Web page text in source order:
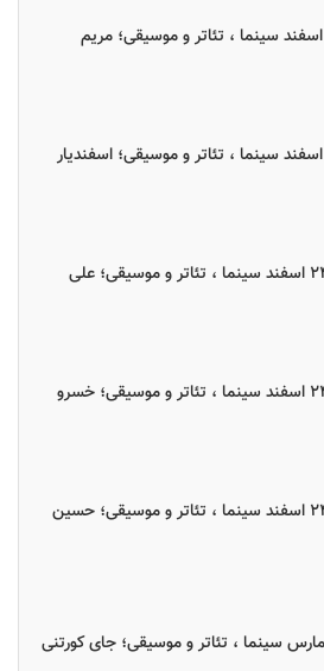
متولدین ۲۴ اسفند سینما ، تئاتر و موسیقی؛ مریم
متولدین ۲۴ اسفند سینما ، تئاتر و موسیقی؛ اسفندیار
درگذشتگان ۲۴ اسفند سینما ، تئاتر و موسیقی؛ علی
درگذشتگان ۲۴ اسفند سینما ، تئاتر و موسیقی؛ خسرو
درگذشتگان ۲۴ اسفند سینما ، تئاتر و موسیقی؛ حسین